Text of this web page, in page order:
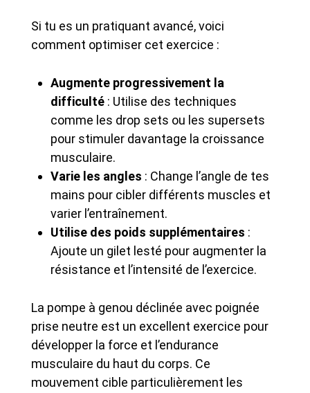
Si tu es un pratiquant avancé, voici
comment optimiser cet exercice :
Augmente progressivement la
difficulté : Utilise des techniques
comme les drop sets ou les supersets
pour stimuler davantage la croissance
musculaire.
Varie les angles : Change l’angle de tes
mains pour cibler différents muscles et
varier l’entraînement.
Utilise des poids supplémentaires :
Ajoute un gilet lesté pour augmenter la
résistance et l’intensité de l’exercice.
La pompe à genou déclinée avec poignée
prise neutre est un excellent exercice pour
développer la force et l’endurance
musculaire du haut du corps. Ce
mouvement cible particulièrement les